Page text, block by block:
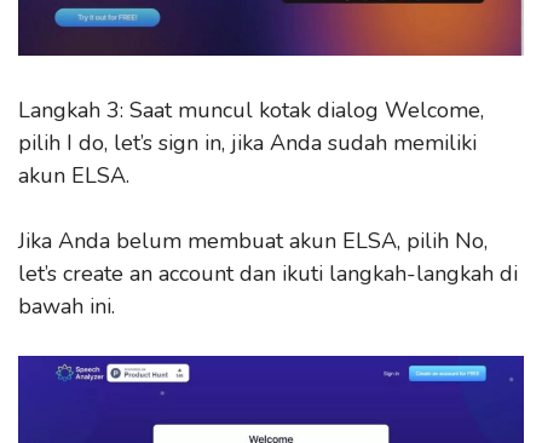
Langkah 3: Saat muncul kotak dialog Welcome,
pilih I do, let’s sign in, jika Anda sudah memiliki
akun ELSA.
Jika Anda belum membuat akun ELSA, pilih No,
let’s create an account dan ikuti langkah-langkah di
bawah ini.